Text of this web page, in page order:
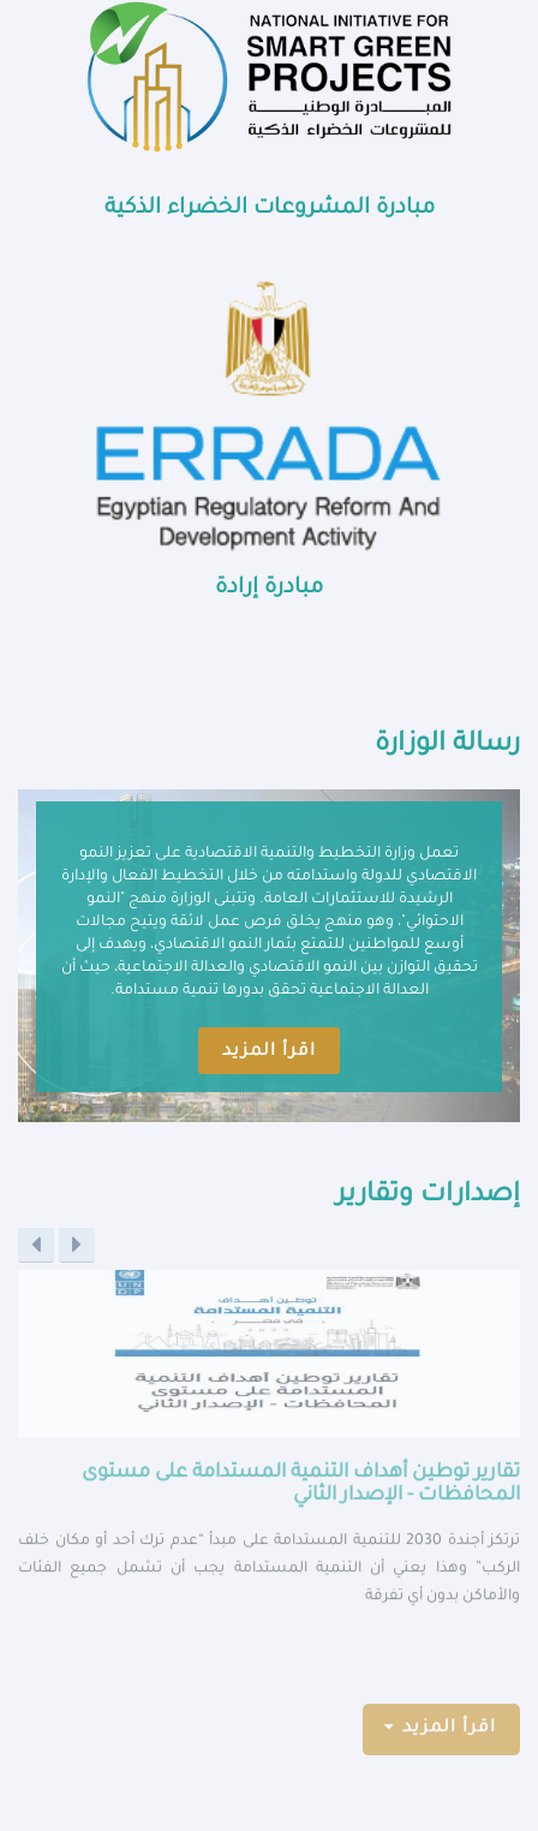
مبادرة المشروعات الخضراء الذكية
مبادرة إرادة
رسالة الوزارة
تعمل وزارة التخطيط والتنمية الاقتصادية على تعزيز النمو
الاقتصادي للدولة واستدامته من خلال التخطيط الفعال والإدارة
الرشيدة للاستثمارات العامة. وتتبنى الوزارة منهج "النمو
الاحتوائي"، وهو منهج يخلق فرص عمل لائقة ويتيح مجالات
أوسع للمواطنين للتمتع بثمار النمو الاقتصادي، ويهدف إلى
تحقيق التوازن بين النمو الاقتصادي والعدالة الاجتماعية، حيث أن
العدالة الاجتماعية تحقق بدورها تنمية مستدامة.
اقرأ المزيد
إصدارات وتقارير
تقارير توطين أهداف التنمية المستدامة على مستوى
المحافظات - الإصدار الثاني
ترتكز أجندة 2030 للتنمية المستدامة على مبدأ “عدم ترك أحد أو مكان خلف
الركب” وهذا يعني أن التنمية المستدامة يجب أن تشمل جميع الفئات
والأماكن بدون أي تفرقة
اقرأ المزيد